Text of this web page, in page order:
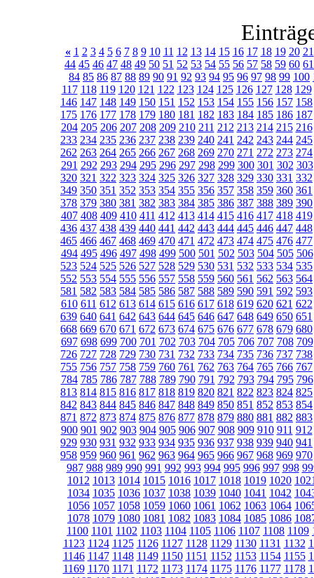
« 1 2 3 4 5 6 7 8 9 10 11 12 13 14 15 16 17 18 19 20 21
44 45 46 47 48 49 50 51 52 53 54 55 56 57 58 59 60 61
84 85 86 87 88 89 90 91 92 93 94 95 96 97 98 99 100
117 118 119 120 121 122 123 124 125 126 127 128 129
146 147 148 149 150 151 152 153 154 155 156 157 158
175 176 177 178 179 180 181 182 183 184 185 186 187
204 205 206 207 208 209 210 211 212 213 214 215 216
233 234 235 236 237 238 239 240 241 242 243 244 245
262 263 264 265 266 267 268 269 270 271 272 273 274
291 292 293 294 295 296 297 298 299 300 301 302 303
320 321 322 323 324 325 326 327 328 329 330 331 332
349 350 351 352 353 354 355 356 357 358 359 360 361
378 379 380 381 382 383 384 385 386 387 388 389 390
407 408 409 410 411 412 413 414 415 416 417 418 419
436 437 438 439 440 441 442 443 444 445 446 447 448
465 466 467 468 469 470 471 472 473 474 475 476 477
494 495 496 497 498 499 500 501 502 503 504 505 506
523 524 525 526 527 528 529 530 531 532 533 534 535
552 553 554 555 556 557 558 559 560 561 562 563 564
581 582 583 584 585 586 587 588 589 590 591 592 593
610 611 612 613 614 615 616 617 618 619 620 621 622
639 640 641 642 643 644 645 646 647 648 649 650 651
668 669 670 671 672 673 674 675 676 677 678 679 680
697 698 699 700 701 702 703 704 705 706 707 708 709
726 727 728 729 730 731 732 733 734 735 736 737 738
755 756 757 758 759 760 761 762 763 764 765 766 767
784 785 786 787 788 789 790 791 792 793 794 795 796
813 814 815 816 817 818 819 820 821 822 823 824 825
842 843 844 845 846 847 848 849 850 851 852 853 854
871 872 873 874 875 876 877 878 879 880 881 882 883
900 901 902 903 904 905 906 907 908 909 910 911 912
929 930 931 932 933 934 935 936 937 938 939 940 941
958 959 960 961 962 963 964 965 966 967 968 969 970
987 988 989 990 991 992 993 994 995 996 997 998
1012 1013 1014 1015 1016 1017 1018 1019 1020
1034 1035 1036 1037 1038 1039 1040 1041 1042
1056 1057 1058 1059 1060 1061 1062 1063 1064
1078 1079 1080 1081 1082 1083 1084 1085 1086
1100 1101 1102 1103 1104 1105 1106 1107 1108 1109
1123 1124 1125 1126 1127 1128 1129 1130 1131 1132
1146 1147 1148 1149 1150 1151 1152 1153 1154 1155
1169 1170 1171 1172 1173 1174 1175 1176 1177 1178